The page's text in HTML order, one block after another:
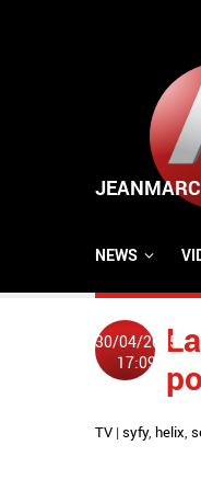
NEWS
30/04/2015
17:09
TV | syfy, helix,